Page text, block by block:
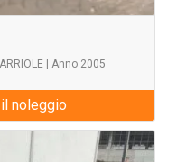
| Anno 2005
noleggio